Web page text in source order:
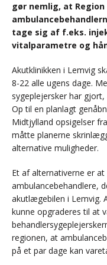
gør nemlig, at
tage sig af f.eks.
vitalparametre og
Akutklinikken i Lemvig
8-22 alle ugens dage.
sygeplejersker har
Op til en planlagt
Midtjylland opsigelser
måtte planerne
alternative muligheder.
Et af alternativerne er
ambulancebehandlere,
akutlægebilen i Lemvig.
kunne opgraderes til at
regionen, at
på et par dage kan